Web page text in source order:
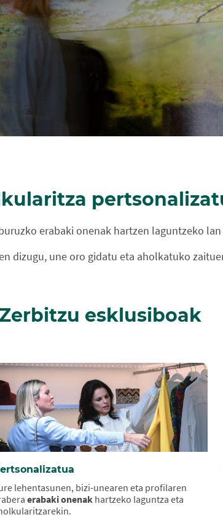
erabaki onenak hartzen laguntzeko
dizugu, une oro gidatu eta aholkatuko
Zerbitzu esklusiboak
lehentasunen, bizi-unearen eta profilaren
erabaki onenakhartzeko laguntza eta